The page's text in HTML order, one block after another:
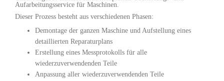
Aufarbeitungsservice für Maschinen.
Dieser Prozess besteht aus verschiedenen Phasen:
Demontage der ganzen Maschine und Aufstellung eines
detaillierten Reparaturplans
Erstellung eines Messprotokolls für alle
wiederzuverwendenden Teile
Anpassung aller wiederzuverwendenden Teile